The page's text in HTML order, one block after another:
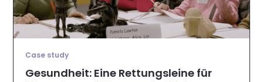
Case study
Gesundheit: Eine Rettungsleine für